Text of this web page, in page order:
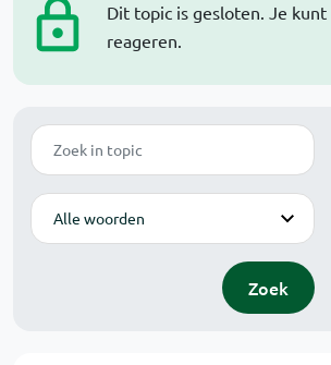
Dit topic is gesloten. Je
reageren.
Zoek
Modus
Zoek